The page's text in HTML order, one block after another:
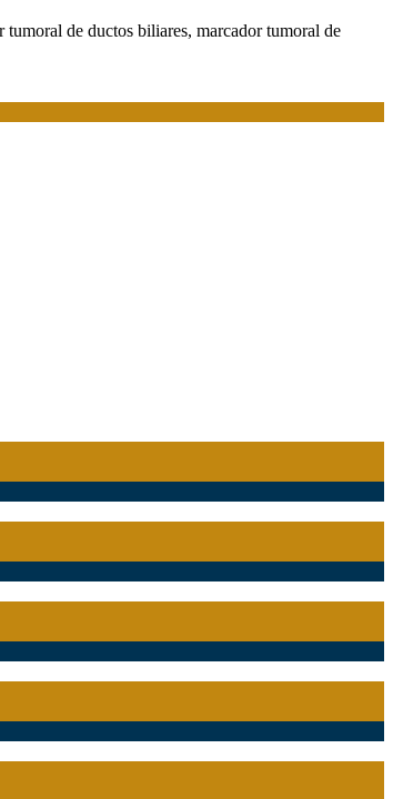
de ductos biliares, marcador tumoral de